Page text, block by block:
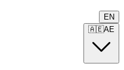
EN
🇦🇪AE